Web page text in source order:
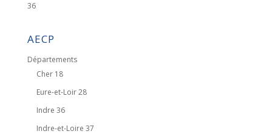
36
AECP
Départements
Cher 18
Eure-et-Loir 28
Indre 36
Indre-et-Loire 37